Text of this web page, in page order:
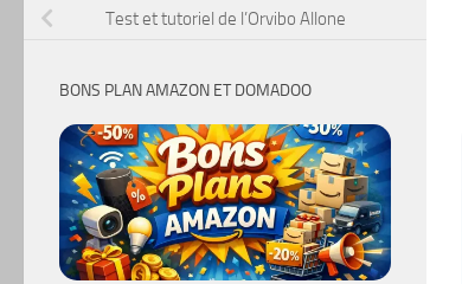
Test et tutoriel de l’Orvibo Allone
BONS PLAN AMAZON ET DOMADOO